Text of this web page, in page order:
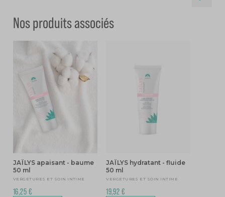
Nos produits associés
JAÏLYS apaisant - baume
50 ml
VERGETURES ET SOIN INTIME
16,25 €
JAÏLYS hydratant - fluide
50 ml
VERGETURES ET SOIN INTIME
19,92 €